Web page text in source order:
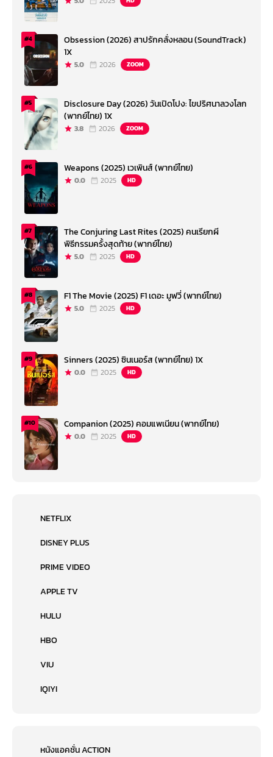
#4
Obsession (2026) สาปรักคลั่งหลอน (SoundTrack)
1X
5.0 2026 ZOOM
#5
Disclosure Day (2026) วันเปิดโปง: ไขปริศนาลวงโลก
(พากย์ไทย) 1X
3.8 2026 ZOOM
#6 Weapons (2025) เวเพินส์ (พากย์ไทย)
0.0 2025 HD
#7
The Conjuring Last Rites (2025) คนเรียกผี
พิธีกรรมครั้งสุดท้าย (พากย์ไทย)
5.0 2025 HD
#8 F1 The Movie (2025) F1 เดอะ มูฟวี่ (พากย์ไทย)
5.0 2025 HD
#9 Sinners (2025) ซินเนอร์ส (พากย์ไทย) 1X
0.0 2025 HD
#10 Companion (2025) คอมแพเนียน (พากย์ไทย)
0.0 2025 HD
NETFLIX
DISNEY PLUS
PRIME VIDEO
APPLE TV
HULU
HBO
VIU
IQIYI
หนังแอคชั่น ACTION